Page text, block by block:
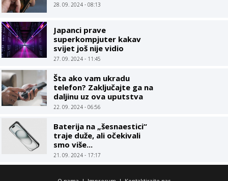
28. 09. 2024 - 08:13
Japanci prave
superkompjuter kakav
svijet još nije vidio
27. 09. 2024 - 11:45
Šta ako vam ukradu
telefon? Zaključajte ga na
daljinu uz ova uputstva
22. 09. 2024 - 06:56
Baterija na „šesnaestici“
traje duže, ali očekivali
smo više...
21. 09. 2024 - 17:17